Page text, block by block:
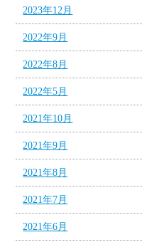
2023年12月
2022年9月
2022年8月
2022年5月
2021年10月
2021年9月
2021年8月
2021年7月
2021年6月